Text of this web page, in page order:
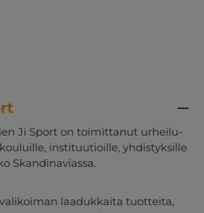
Ji Sport on toimittanut urheilu-
instituutioille, yhdistyksille
Skandinaviassa.
laadukkaita tuotteita,